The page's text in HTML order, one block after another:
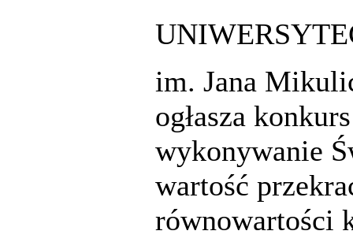
im. Jana
ogłasza
wykonywanie
wartość
równowartości